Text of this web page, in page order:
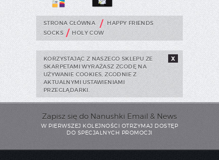
STRONA GŁÓWNA /
HAPPY FRIENDS
SOCKS / HOLY COW
KORZYSTAJĄC Z NASZEGO SKLEPU ZE
SKARPETAMI WYRAŻASZ ZGODĘ NA
UŻYWANIE COOKIES, ZGODNIE Z
AKTUALNYMI USTAWIENIAMI
PRZEGLĄDARKI.
X
Zapisz się do Nanushki Email & News
W PIERWSZEJ KOLEJNOŚCI OTRZYMAJ DOSTĘP
DO SPECJALNYCH PROMOCJI